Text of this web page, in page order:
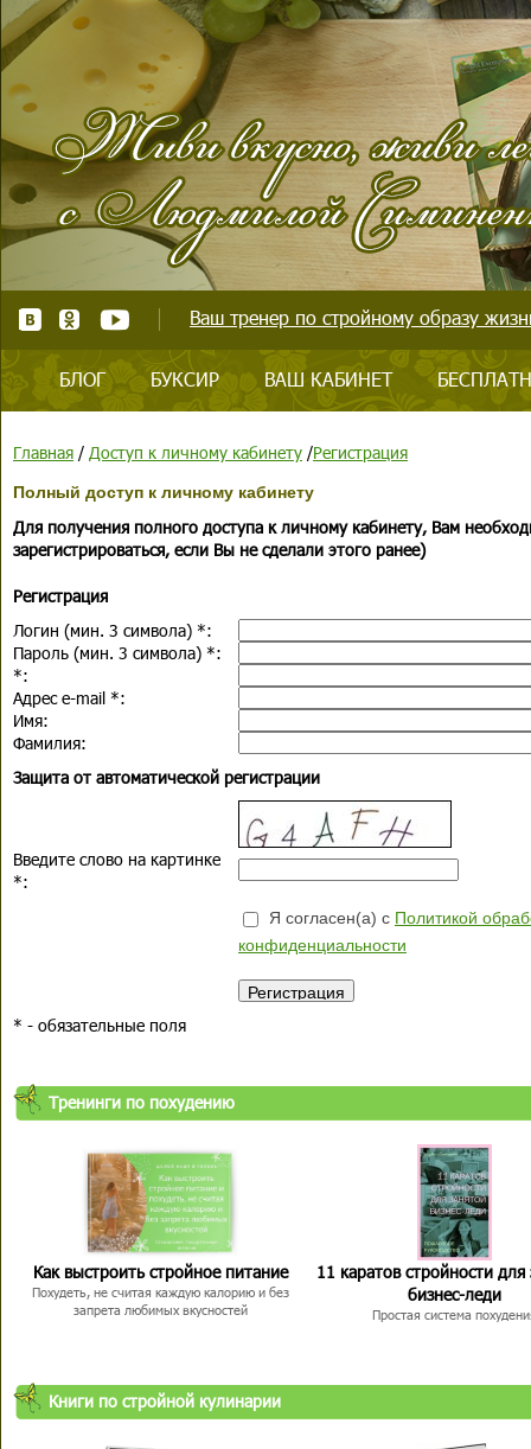
Ваш тренер по стройному образу
БЛОГ БУКСИР ВАШ КАБИНЕТ
Главная / Доступ к личному кабинету /Регистрация
Полный доступ к личному кабинету
Для получения полного доступа к личному кабинету, Вам
зарегистрироваться, если Вы не сделали этого ранее)
Регистрация
Логин (мин. 3 символа) *:
Пароль (мин. 3 символа) *:
*:
Адрес e-mail *:
Имя:
Фамилия:
Защита от автоматической регистрации
Введите слово на картинке
*:
Я согласен(а) с Политикой
конфиденциальности
* - обязательные поля
Тренинги по похудению
Как выстроить стройное питание
Похудеть, не считая каждую калорию и без
запрета любимых вкусностей
11 каратов стройности для
бизнес-леди
Простая система
Книги по стройной кулинарии